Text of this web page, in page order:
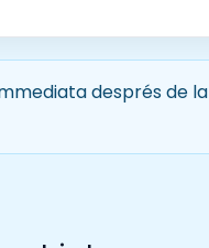
després de la